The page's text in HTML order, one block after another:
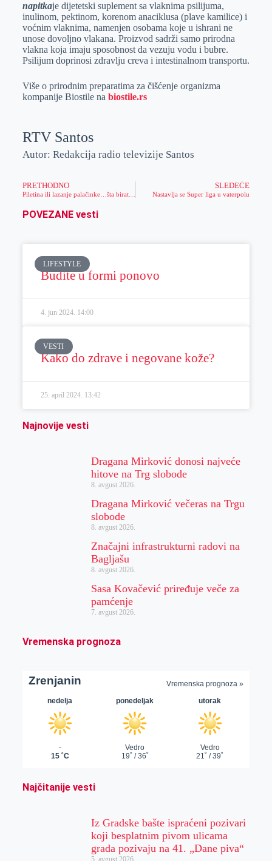
napitkaje dijetetski suplement sa vlaknima psilijuma,
inulinom, pektinom, korenom anaciklusa (plave kamilice) i
voćnim vlaknima, namenjen osobama koje u ishrani ne
unose dovoljno vlakana. Proizvod sadrži samo prirodna
vlakna koja imaju sposobnost da vezuju vodu i bubre.
Psilijum doprinosi zdravlju creva i intestinalnom transportu.
Više o prirodnim preparatima za čišćenje organizma
kompanije Biostile na biostile.rs
RTV Santos
Autor: Redakcija radio televizije Santos
PRETHODNO
Piletina ili lazanje palačinke…šta birate danas?
SLEDEĆE
Nastavlja se Super liga u vaterpolu
POVEZANE vesti
LIFESTYLE
Budite u formi ponovo
4. jun 2024. 14:00
VESTI
Kako do zdrave i negovane kože?
25. april 2024. 13:42
Najnovije vesti
Dragana Mirković donosi najveće
hitove na Trg slobode
8. avgust 2026.
Dragana Mirković večeras na Trgu
slobode
8. avgust 2026.
Značajni infrastrukturni radovi na
Bagljašu
8. avgust 2026.
Sasa Kovačević priređuje veče za
pamćenje
7. avgust 2026.
Vremenska prognoza
Najčitanije vesti
Iz Gradske bašte ispraćeni pozivari
koji besplatnim pivom ulicama
grada pozivaju na 41. „Dane piva“
5. avgust 2026.